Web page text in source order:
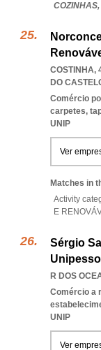
COZINHAS,
COSTINHA,
DO
Comércio
carpetes,
UNIP
Ver
Matches in
Activity
E
Sérgio
R DOS
Comércio a
UNIP
Ver